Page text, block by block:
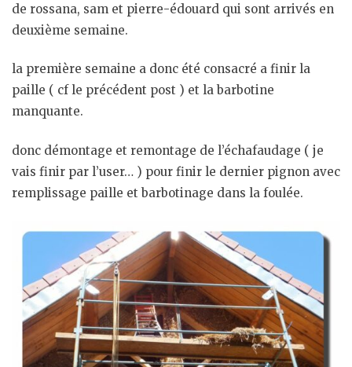
de rossana, sam et pierre-édouard qui sont arrivés en
deuxième semaine.
la première semaine a donc été consacré a finir la
paille ( cf le précédent post ) et la barbotine
manquante.
donc démontage et remontage de l’échafaudage ( je
vais finir par l’user… ) pour finir le dernier pignon avec
remplissage paille et barbotinage dans la foulée.